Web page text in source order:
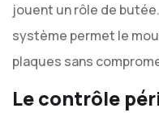
jouent un rôle de
système permet le
plaques sans
Le contrôle